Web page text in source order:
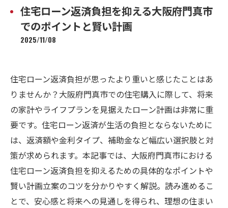
住宅ローン返済負担を抑える大阪府門真市
でのポイントと賢い計画
2025/11/08
住宅ローン返済負担が思ったより重いと感じたことはあ
りませんか？大阪府門真市での住宅購入に際して、将来
の家計やライフプランを見据えたローン計画は非常に重
要です。住宅ローン返済が生活の負担とならないために
は、返済額や金利タイプ、補助金など幅広い選択肢と対
策が求められます。本記事では、大阪府門真市における
住宅ローン返済負担を抑えるための具体的なポイントや
賢い計画立案のコツを分かりやすく解説。読み進めるこ
とで、安心感と将来への見通しを得られ、理想の住まい